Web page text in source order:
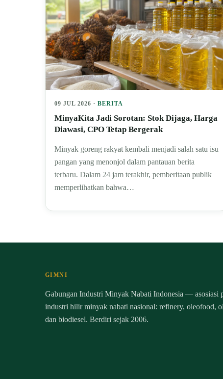
09 JUL 2026 · BERITA
MinyaKita Jadi Sorotan: Stok Dijaga, Harga
Diawasi, CPO Tetap Bergerak
Minyak goreng rakyat kembali menjadi salah satu isu
pangan yang menonjol dalam pantauan berita
terbaru. Dalam 24 jam terakhir, pemberitaan publik
memperlihatkan bahwa…
GIMNI
Gabungan Industri Minyak Nabati Indonesia — asosiasi
industri hilir minyak nabati nasional: refinery, oleofood,
dan biodiesel. Berdiri sejak 2006.